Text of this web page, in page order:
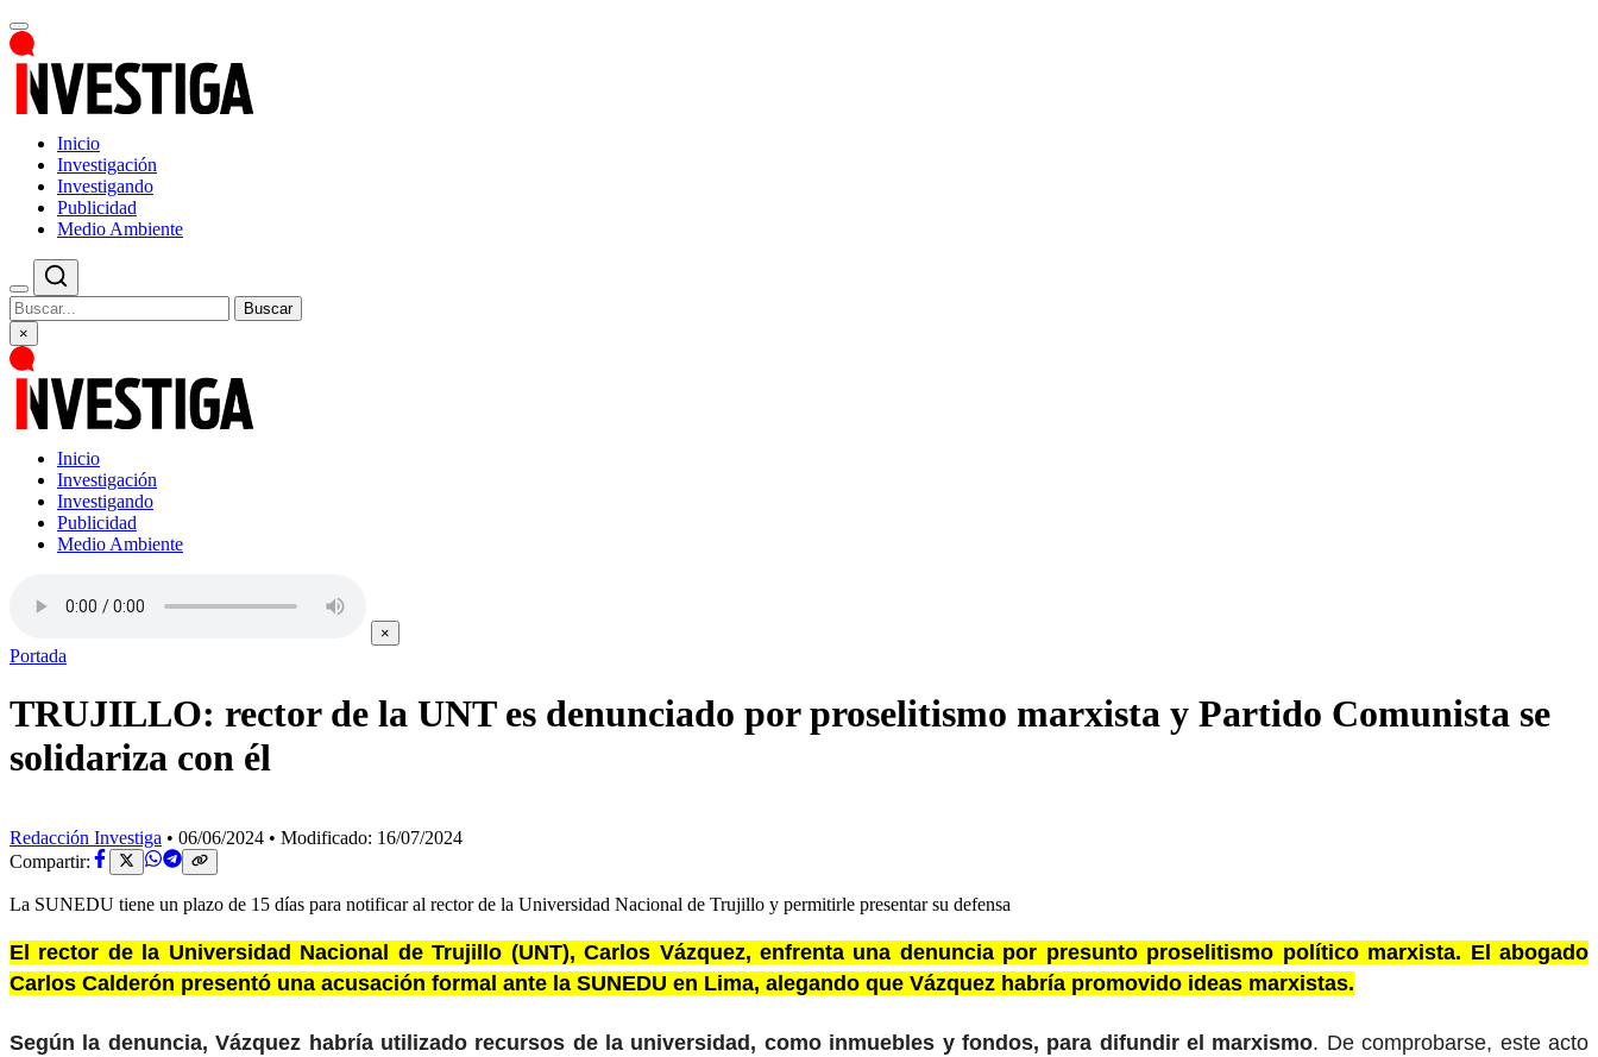
Inicio
Investigación
Investigando
Publicidad
Medio Ambiente
Buscar
×
Inicio
Investigación
Investigando
Publicidad
Medio Ambiente
×
Portada
TRUJILLO: rector de la UNT es denunciado por proselitismo marxista y Partido Comunista se
solidariza con él
Redacción Investiga • 06/06/2024 • Modificado: 16/07/2024
Compartir:
La SUNEDU tiene un plazo de 15 días para notificar al rector de la Universidad Nacional de Trujillo y permitirle presentar su defensa
El rector de la Universidad Nacional de Trujillo (UNT), Carlos Vázquez, enfrenta una denuncia por presunto proselitismo político marxista. El abogado
Carlos Calderón presentó una acusación formal ante la SUNEDU en Lima, alegando que Vázquez habría promovido ideas marxistas.
Según la denuncia, Vázquez habría utilizado recursos de la universidad, como inmuebles y fondos, para difundir el marxismo. De comprobarse, este acto